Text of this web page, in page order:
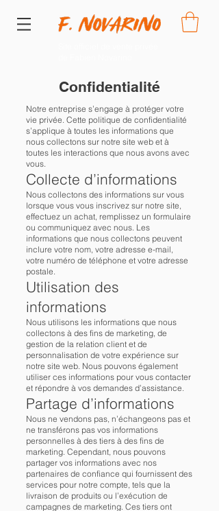
Confidentialité
Notre entreprise s’engage à protéger votre
vie privée. Cette politique de confidentialité
s’applique à toutes les informations que
nous collectons sur notre site web et à
toutes les interactions que nous avons avec
vous.
Collecte d’informations
Nous collectons des informations sur vous
lorsque vous vous inscrivez sur notre site,
effectuez un achat, remplissez un formulaire
ou communiquez avec nous. Les
informations que nous collectons peuvent
inclure votre nom, votre adresse e-mail,
votre numéro de téléphone et votre adresse
postale.
Utilisation des
informations
Nous utilisons les informations que nous
collectons à des fins de marketing, de
gestion de la relation client et de
personnalisation de votre expérience sur
notre site web. Nous pouvons également
utiliser ces informations pour vous contacter
et répondre à vos demandes d’assistance.
Partage d’informations
Nous ne vendons pas, n’échangeons pas et
ne transférons pas vos informations
personnelles à des tiers à des fins de
marketing. Cependant, nous pouvons
partager vos informations avec nos
partenaires de confiance qui fournissent des
services pour notre compte, tels que la
livraison de produits ou l’exécution de
campagnes de marketing. Ces tiers ont